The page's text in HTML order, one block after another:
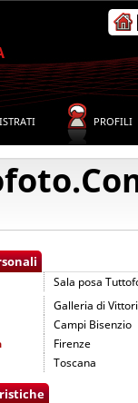
PROFILI
Sala posa
Galleria di
Campi Bisenzio
Firenze
Toscana